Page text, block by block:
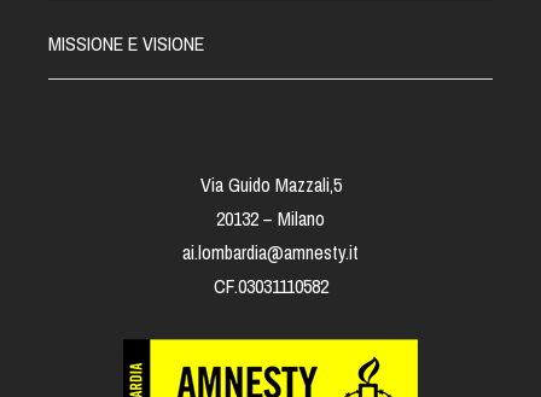
MISSIONE E VISIONE
Via Guido Mazzali,5
20132 – Milano
ai.lombardia@amnesty.it
CF.03031110582